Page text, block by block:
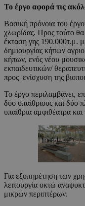
Το έργο αφορά τις
Βασική πρόνοια του
χλωρίδας. Προς τούτο θα
έκταση γης 190.000τ.μ.
δημιουργίας κήπων
κήπων, ενός νέου
εκπαιδευτικών/
προς ενίσχυση της
Το έργο περιλαμβάνει,
δύο υπαίθριους και δύο
υπαίθρια αμφιθέατρα
Για εξυπηρέτηση των
λειτουργία οκτώ
μικρών περιπτέρων.